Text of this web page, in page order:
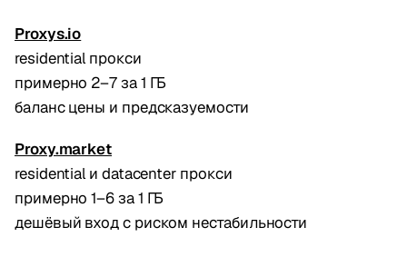
Proxys.io
residential прокси
примерно 2–7 за 1 ГБ
баланс цены и предсказуемости
Proxy.market
residential и datacenter прокси
примерно 1–6 за 1 ГБ
дешёвый вход с риском нестабильности